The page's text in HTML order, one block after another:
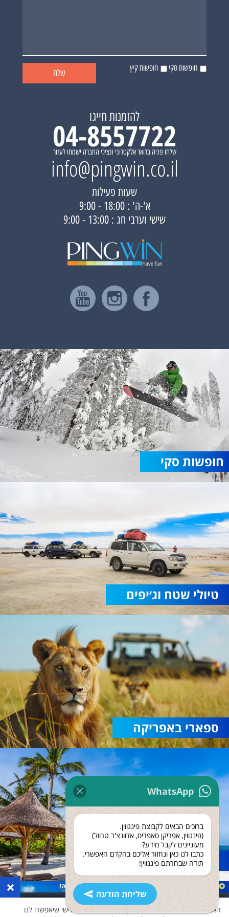
WhatsApp
ברוכים הבאים לקבוצת פינגווין.
(פינגווין, אפריקן סאפריס, אדוונצ'ר טרוול)
מעוניינים לקבל מידע?
כתבו לנו כאן ונחזור אליכם בהקדם האפשרי.
תודה שבחרתם פינגווין!
שליחת הודעה
חופשות סקי חופשות קיץ
להזמנות חייגו
04-8557722
שלחו פניה בדואר אלקטרוני ונציגי החברה ישמחו לעזור
info@pingwin.co.il
שעות פעילות
א'-ה' : 18:00 - 9:00
שישי וערבי חג : 13:00 - 9:00
חופשות סקי
טיולי שטח וג׳יפים
ספארי באפריקה
נופש בזנזיבר
×
האתר שלנו משתמש בעוגיות ואוסף נתונים גם לצד שלישי שיאפשרו לנו